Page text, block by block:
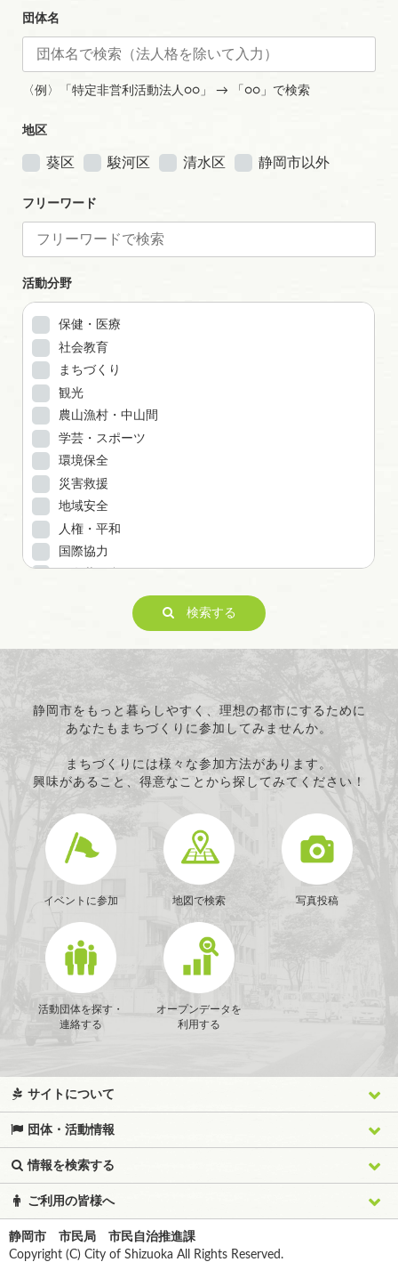
団体名
〈例〉「特定非営利活動法人○○」 → 「○○」で検索
地区
葵区 駿河区 清水区 静岡市以外
フリーワード
活動分野
保健・医療
社会教育
まちづくり
観光
農山漁村・中山間
学芸・スポーツ
環境保全
災害救援
地域安全
人権・平和
国際協力
子どもの健全育成
消費者保護
連絡・助言・援助
条例で定める活動
検索する
静岡市をもっと暮らしやすく、理想の都市にするために
あなたもまちづくりに参加してみませんか。
まちづくりには様々な参加方法があります。
興味があること、得意なことから探してみてください！
イベントに参加 地図で検索 写真投稿
活動団体を探す・
連絡する
オープンデータを
利用する
サイトについて
団体・活動情報
情報を検索する
ご利用の皆様へ
静岡市 市民局 市民自治推進課
Copyright (C) City of Shizuoka All Rights Reserved.